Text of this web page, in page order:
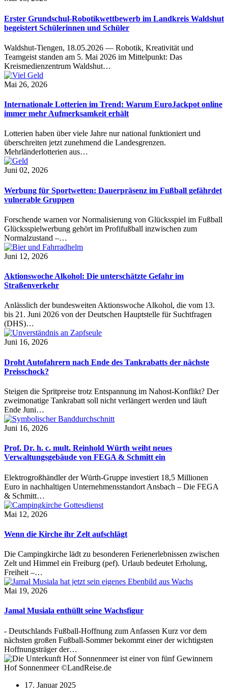
Erster Grundschul-Robotikwettbewerb im Landkreis Waldshut
begeistert Schülerinnen und Schüler
Waldshut-Tiengen, 18.05.2026 — Robotik, Kreativität und
Teamgeist standen am 5. Mai 2026 im Mittelpunkt: Das
Kreismedienzentrum Waldshut…
Mai 26, 2026
Internationale Lotterien im Trend: Warum EuroJackpot online
immer mehr Aufmerksamkeit erhält
Lotterien haben über viele Jahre nur national funktioniert und
überschreiten jetzt zunehmend die Landesgrenzen.
Mehrländerlotterien aus…
Juni 02, 2026
Werbung für Sportwetten: Dauerpräsenz im Fußball gefährdet
vulnerable Gruppen
Forschende warnen vor Normalisierung von Glücksspiel im Fußball
Glücksspielwerbung gehört im Profifußball inzwischen zum
Normalzustand –…
Juni 12, 2026
Aktionswoche Alkohol: Die unterschätzte Gefahr im
Straßenverkehr
Anlässlich der bundesweiten Aktionswoche Alkohol, die vom 13.
bis 21. Juni 2026 von der Deutschen Hauptstelle für Suchtfragen
(DHS)…
Juni 16, 2026
Droht Autofahrern nach Ende des Tankrabatts der nächste
Preisschock?
Steigen die Spritpreise trotz Entspannung im Nahost-Konflikt? Der
zweimonatige Tankrabatt soll nicht verlängert werden und läuft
Ende Juni…
Juni 16, 2026
Prof. Dr. h. c. mult. Reinhold Würth weiht neues
Verwaltungsgebäude von FEGA & Schmitt ein
Elektrogroßhändler der Würth-Gruppe investiert 18,5 Millionen
Euro in nachhaltigen Unternehmensstandort Ansbach – Die FEGA
& Schmitt…
Mai 12, 2026
Wenn die Kirche ihr Zelt aufschlägt
Die Campingkirche lädt zu besonderen Ferienerlebnissen zwischen
Zelt und Himmel ein Freiburg (pef). Urlaub bedeutet Erholung,
Freiheit –…
Mai 19, 2026
Jamal Musiala enthüllt seine Wachsfigur
- Deutschlands Fußball-Hoffnung zum Anfassen Kurz vor dem
nächsten großen Fußball-Sommer bekommt einer der wichtigsten
Hoffnungsträger der…
Hof Sonnenmeer ©LandReise.de
17. Januar 2025